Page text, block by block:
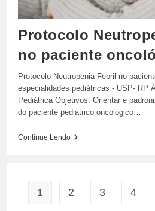
Protocolo
no paciente
Protocolo Neutropenia Febril no
especialidades pediátricas - USP- RP
Pediátrica Objetivos: Orientar e
do paciente pediátrico oncológico…
Continue LendoProtocolo
1 2 3 4